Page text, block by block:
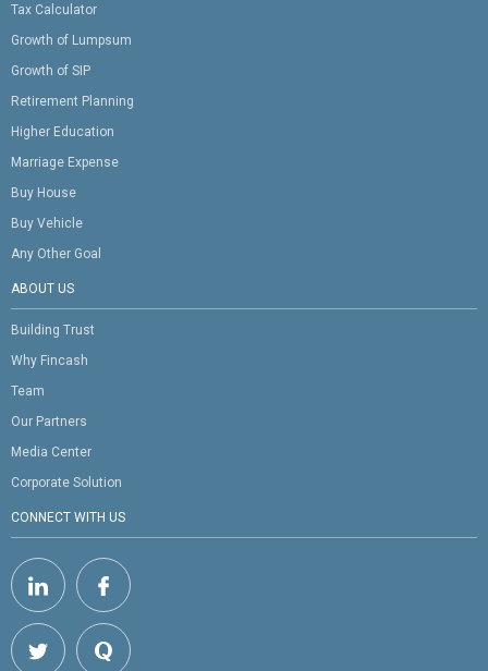
Tax Calculator
Growth of Lumpsum
Growth of SIP
Retirement Planning
Higher Education
Marriage Expense
Buy House
Buy Vehicle
Any Other Goal
ABOUT US
Building Trust
Why Fincash
Team
Our Partners
Media Center
Corporate Solution
CONNECT WITH US